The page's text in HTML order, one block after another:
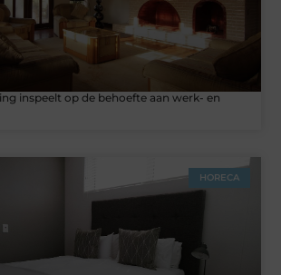
inspeelt op de behoefte aan werk- en
HORECA